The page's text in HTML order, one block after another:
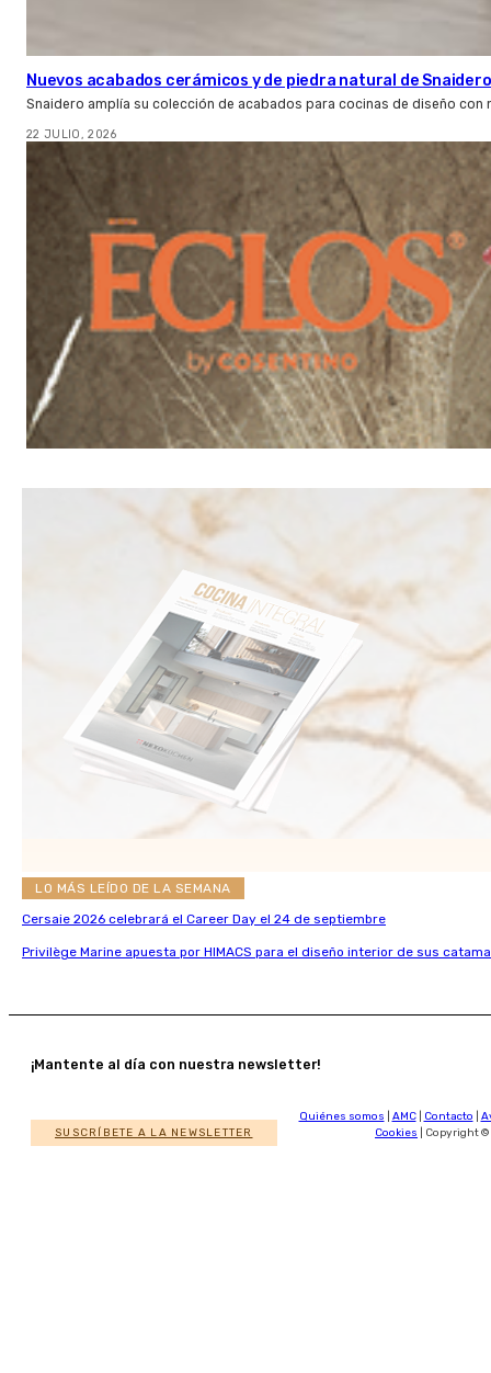
Nuevos acabados cerámicos y de piedra natural de Snaidero
Snaidero amplía su colección de acabados para cocinas de diseño
22 JULIO, 2026
LO MÁS LEÍDO DE LA SEMANA
Cersaie 2026 celebrará el Career Day el 24 de septiembre
Privilège Marine apuesta por HIMACS para el diseño interior de sus
¡Mantente al día con nuestra newsletter!
SUSCRÍBETE A LA NEWSLETTER
Quiénes somos AMC| Contacto
Cookies | Copyright